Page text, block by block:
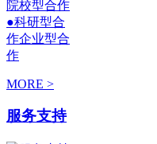
院校型合作
●科研型合
作企业型合
作
MORE >
服务支持